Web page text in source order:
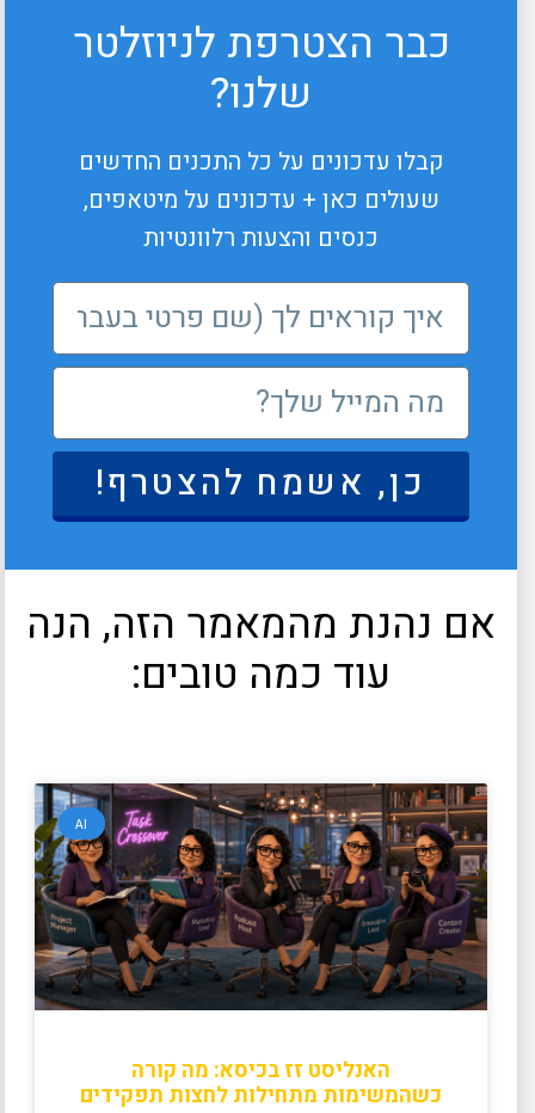
כבר הצטרפת לניוזלטר
שלנו?
קבלו עדכונים על כל התכנים החדשים
שעולים כאן + עדכונים על מיטאפים,
כנסים והצעות רלוונטיות
כן, אשמח להצטרף!
אם נהנת מהמאמר הזה, הנה
עוד כמה טובים:
AI
האנליסט זז בכיסא: מה קורה
כשהמשימות מתחילות לחצות תפקידים